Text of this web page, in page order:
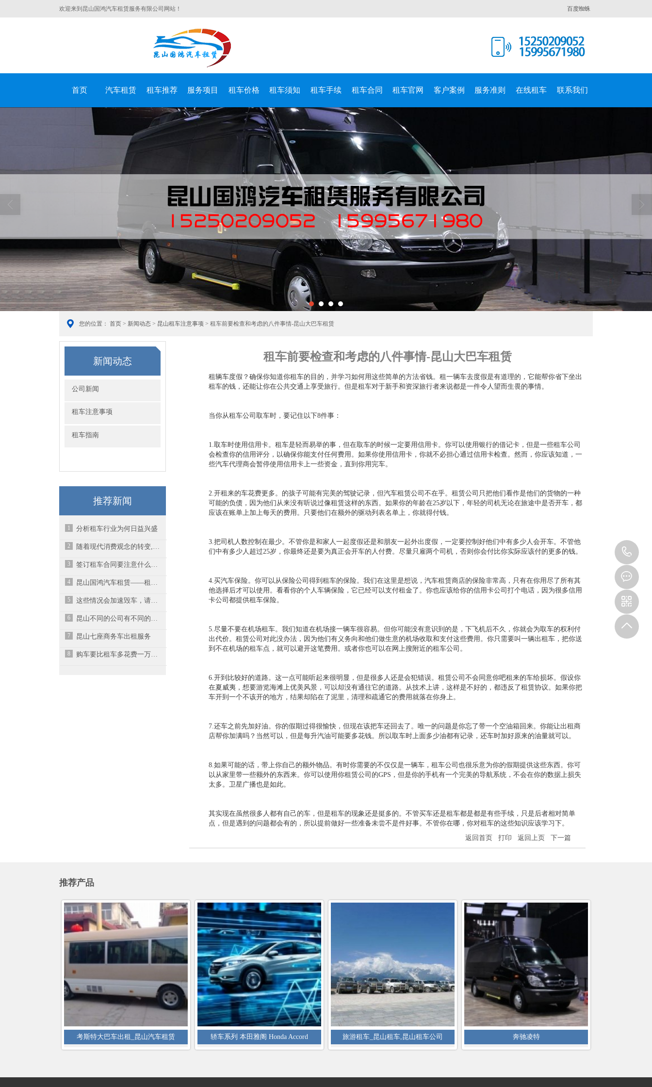
欢迎来到昆山国鸿汽车租赁服务有限公司网站！ 百度蜘蛛
昆山国鸿汽车租赁服务有限公司
首页 汽车租赁 租车推荐 服务项目 租车价格 租车须知 租车手续 租车合同 租车官网 客户案例 服务准则 在线租车 联系我们
您的位置： 首页 > 新闻动态 > 昆山租车注意事项 > 租车前要检查和考虑的八件事情-昆山大巴车租赁
新闻动态
公司新闻
租车注意事项
租车指南
推荐新闻
1 分析租车行业为何日益兴盛
2 随着现代消费观念的转变,买车不如租车划算
3 签订租车合同要注意什么问题
4 ​昆山国鸿汽车租赁——租车须知
5 这些情况会加速毁车，请尽量避免
6 昆山不同的公司有不同的租车范围
7 昆山七座商务车出租服务
8 购车要比租车多花费一万元修理费
租车前要检查和考虑的八件事情-昆山大巴车租赁
租辆车度假？确保你知道你租车的目的，并学习如何用这些简单的方法省钱。租一辆车去度假是有道理的，它能帮你省下坐出
租车的钱，还能让你在公共交通上享受旅行。但是租车对于新手和资深旅行者来说都是一件令人望而生畏的事情。
当你从租车公司取车时，要记住以下8件事：
1.取车时使用信用卡。租车是轻而易举的事，但在取车的时候一定要用信用卡。你可以使用银行的借记卡，但是一些租车公司
会检查你的信用评分，以确保你能支付任何费用。如果你使用信用卡，你就不必担心通过信用卡检查。然而，你应该知道，一
些汽车代理商会暂停使用信用卡上一些资金，直到你用完车。
2.开租来的车花费更多。的孩子可能有完美的驾驶记录，但汽车租赁公司不在乎。租赁公司只把他们看作是他们的货物的一种
可能的负债，因为他们从来没有听说过像租赁这样的东西。如果你的年龄在25岁以下，年轻的司机无论在旅途中是否开车，都
应该在账单上加上每天的费用。只要他们在额外的驱动列表名单上，你就得付钱。
3.把司机人数控制在最少。不管你是和家人一起度假还是和朋友一起外出度假，一定要控制好他们中有多少人会开车。不管他
们中有多少人超过25岁，你最终还是要为真正会开车的人付费。尽量只雇两个司机，否则你会付比你实际应该付的更多的钱。
4.买汽车保险。你可以从保险公司得到租车的保险。我们在这里是想说，汽车租赁商店的保险非常高，只有在你用尽了所有其
他选择后才可以使用。看看你的个人车辆保险，它已经可以支付租金了。你也应该给你的信用卡公司打个电话，因为很多信用
卡公司都提供租车保险。
5.尽量不要在机场租车。我们知道在机场接一辆车很容易。但你可能没有意识到的是，下飞机后不久，你就会为取车的权利付
出代价。租赁公司对此没办法，因为他们有义务向和他们做生意的机场收取和支付这些费用。你只需要叫一辆出租车，把你送
到不在机场的租车点，就可以避开这笔费用。或者你也可以在网上搜附近的租车公司。
6.开到比较好的道路。这一点可能听起来很明显，但是很多人还是会犯错误。租赁公司不会同意你吧租来的车给损坏。假设你
在夏威夷，想要游览海滩上优美风景，可以却没有通往它的道路。从技术上讲，这样是不好的，都违反了租赁协议。如果你把
车开到一个不该开的地方，结果却陷在了泥里，清理和疏通它的费用就落在你身上。
7.还车之前先加好油。你的假期过得很愉快，但现在该把车还回去了。唯一的问题是你忘了带一个空油箱回来。你能让出租商
店帮你加满吗？当然可以，但是每升汽油可能要多花钱。所以取车时上面多少油都有记录，还车时加好原来的油量就可以。
8.如果可能的话，带上你自己的额外物品。有时你需要的不仅仅是一辆车，租车公司也很乐意为你的假期提供这些东西。你可
以从家里带一些额外的东西来。你可以使用你租赁公司的GPS，但是你的手机有一个完美的导航系统，不会在你的数据上损失
太多。卫星广播也是如此。
其实现在虽然很多人都有自己的车，但是租车的现象还是挺多的。不管买车还是租车都是都是有些手续，只是后者相对简单
点，但是遇到的问题都会有的，所以提前做好一些准备未尝不是件好事。不管你在哪，你对租车的这些知识应该学习下。
返回首页
打印 返回上页 下一篇
推荐产品
考斯特大巴车出租_昆山汽车租赁 轿车系列 本田雅阁 Honda Accord 旅游租车_昆山租车,昆山租车公司 奔驰凌特